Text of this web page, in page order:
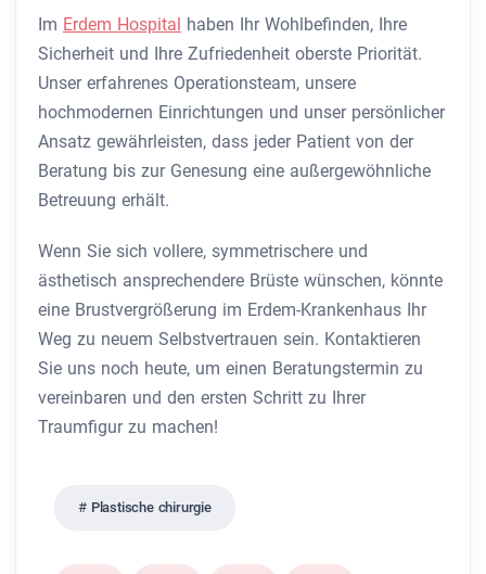
Im Erdem Hospital
haben Ihr Wohlbefinden, Ihre
Sicherheit und Ihre Zufriedenheit oberste Priorität.
Unser erfahrenes Operationsteam, unsere
hochmodernen Einrichtungen und unser persönlicher
Ansatz gewährleisten, dass jeder Patient von der
Beratung bis zur Genesung eine außergewöhnliche
Betreuung erhält.
Wenn Sie sich vollere, symmetrischere und
ästhetisch ansprechendere Brüste wünschen, könnte
eine Brustvergrößerung im Erdem-Krankenhaus Ihr
Weg zu neuem Selbstvertrauen sein. Kontaktieren
Sie uns noch heute, um einen Beratungstermin zu
vereinbaren und den ersten Schritt zu Ihrer
Traumfigur zu machen!
Plastische chirurgie